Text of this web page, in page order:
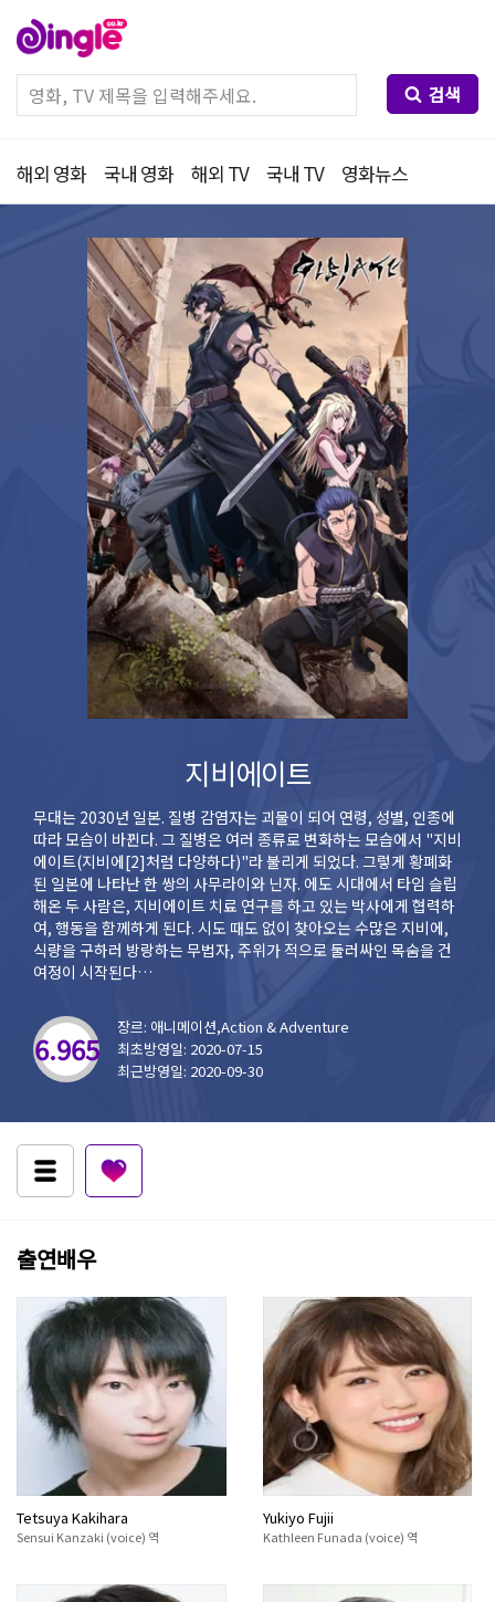
검색
해외 영화 국내 영화 해외 TV 국내 TV 영화뉴스
지비에이트
무대는 2030년 일본. 질병 감염자는 괴물이 되어 연령, 성별, 인종에
따라 모습이 바뀐다. 그 질병은 여러 종류로 변화하는 모습에서 "지비
에이트(지비에[2]처럼 다양하다)"라 불리게 되었다. 그렇게 황폐화
된 일본에 나타난 한 쌍의 사무라이와 닌자. 에도 시대에서 타임 슬립
해온 두 사람은, 지비에이트 치료 연구를 하고 있는 박사에게 협력하
여, 행동을 함께하게 된다. 시도 때도 없이 찾아오는 수많은 지비에,
식량을 구하러 방랑하는 무법자, 주위가 적으로 둘러싸인 목숨을 건
여정이 시작된다…
6.965
장르: 애니메이션,Action & Adventure
최초방영일: 2020-07-15
최근방영일: 2020-09-30
출연배우
Tetsuya Kakihara
Sensui Kanzaki (voice) 역
Yukiyo Fujii
Kathleen Funada (voice) 역